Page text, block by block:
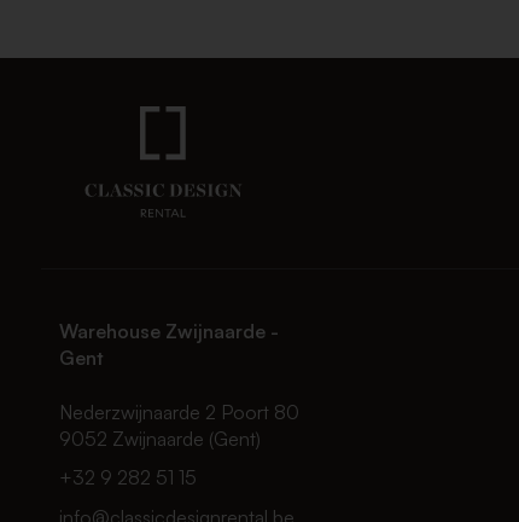
Warehouse Zwijnaarde -
Gent
Nederzwijnaarde 2 Poort 80
9052 Zwijnaarde (Gent)
+32 9 282 51 15
info@classicdesignrental.be